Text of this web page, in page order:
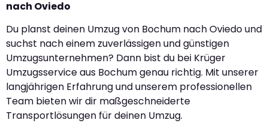
nach Oviedo
Du planst deinen Umzug von Bochum nach Oviedo und
suchst nach einem zuverlässigen und günstigen
Umzugsunternehmen? Dann bist du bei Krüger
Umzugsservice aus Bochum genau richtig. Mit unserer
langjährigen Erfahrung und unserem professionellen
Team bieten wir dir maßgeschneiderte
Transportlösungen für deinen Umzug.